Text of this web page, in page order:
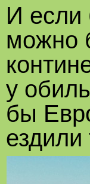
И если
можно
у
бы